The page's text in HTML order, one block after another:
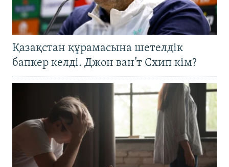
Қазақстан құрамасына шетелдік
бапкер келді. Джон ван’т Схип кім?